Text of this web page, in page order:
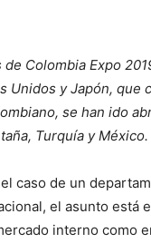
Colombia Expo
Unidos y Japón, que
se han ido
Turquía y México.
caso de un
el asunto está
interno como